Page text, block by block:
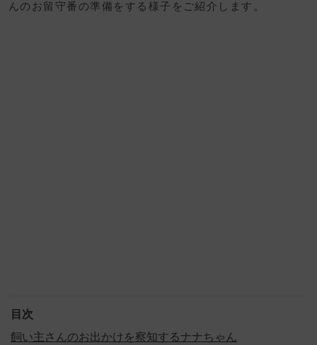
んのお留守番の準備をする様子をご紹介します。
目次
飼い主さんのお出かけを察知するナナちゃん